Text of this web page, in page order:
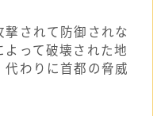
されて防御されな
って破壊された地
わりに首都の脅威